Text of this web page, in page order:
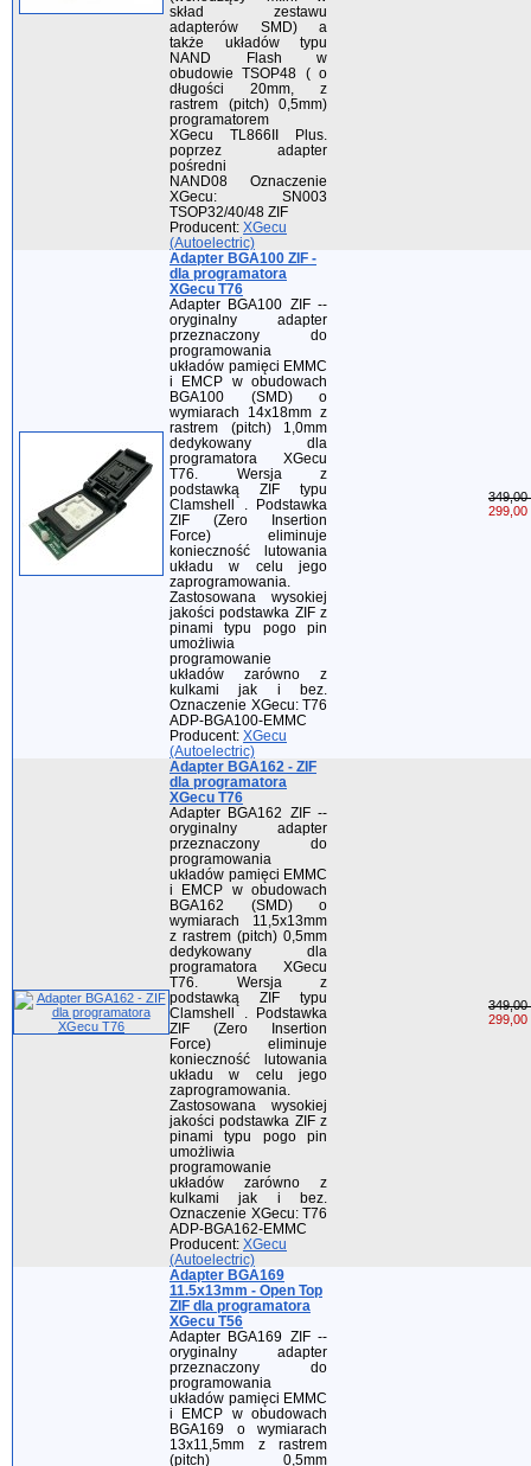
skład zestawu
adapterów SMD) a
także układów typu
NAND Flash w
obudowie TSOP48 ( o
długości 20mm, z
rastrem (pitch) 0,5mm)
programatorem
XGecu TL866II Plus.
poprzez adapter
pośredni
NAND08 Oznaczenie
XGecu: SN003
TSOP32/40/48 ZIF
Producent: XGecu
(Autoelectric)
Adapter BGA100 ZIF -
dla programatora
XGecu T76
Adapter BGA100 ZIF --
oryginalny adapter
przeznaczony do
programowania
układów pamięci EMMC
i EMCP w obudowach
BGA100 (SMD) o
wymiarach 14x18mm z
rastrem (pitch) 1,0mm
dedykowany dla
programatora XGecu
T76. Wersja z
podstawką ZIF typu
Clamshell . Podstawka
ZIF (Zero Insertion
Force) eliminuje
konieczność lutowania
układu w celu jego
zaprogramowania.
Zastosowana wysokiej
jakości podstawka ZIF z
pinami typu pogo pin
umożliwia
programowanie
układów zarówno z
kulkami jak i bez.
Oznaczenie XGecu: T76
ADP-BGA100-EMMC
Producent: XGecu
(Autoelectric)
349,00
299,00
Adapter BGA162 - ZIF
dla programatora
XGecu T76
Adapter BGA162 ZIF --
oryginalny adapter
przeznaczony do
programowania
układów pamięci EMMC
i EMCP w obudowach
BGA162 (SMD) o
wymiarach 11,5x13mm
z rastrem (pitch) 0,5mm
dedykowany dla
programatora XGecu
T76. Wersja z
podstawką ZIF typu
Clamshell . Podstawka
ZIF (Zero Insertion
Force) eliminuje
konieczność lutowania
układu w celu jego
zaprogramowania.
Zastosowana wysokiej
jakości podstawka ZIF z
pinami typu pogo pin
umożliwia
programowanie
układów zarówno z
kulkami jak i bez.
Oznaczenie XGecu: T76
ADP-BGA162-EMMC
Producent: XGecu
(Autoelectric)
349,00
299,00
Adapter BGA169
11.5x13mm - Open Top
ZIF dla programatora
XGecu T56
Adapter BGA169 ZIF --
oryginalny adapter
przeznaczony do
programowania
układów pamięci EMMC
i EMCP w obudowach
BGA169 o wymiarach
13x11,5mm z rastrem
(pitch) 0,5mm